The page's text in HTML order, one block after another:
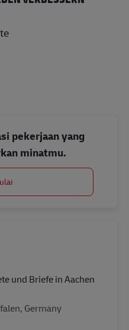
pekerjaan yang
minatmu.
und Briefe in Aachen
Germany